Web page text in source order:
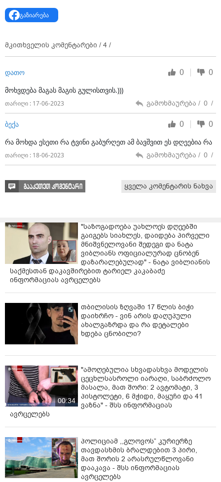
ვიდეო: irakli tabatadze
გაზიარება
მკითხველის კომენტარები / 4 /
დათო 0 0
მოხვდება მაგას მაგის გულისთვის.)))
თარიღი : 17-06-2023 გამოხმაურება / 0 /
ბექა 0 0
რა მოხდა ესეთი რა ტვინი გაბურღეთ ამ ბავშვით ეს დღეებია რა
თარიღი : 18-06-2023 გამოხმაურება / 0 /
გააკეთეთ კომენტარი ყველა კომენტარის ნახვა
"საზოგადოება უახლოეს დღეებში
გაიგებს სიახლეს, დაიდება პირველი
მნიშვნელოვანი შედეგი და ნატა
ვიბლიანს ოფიციალურად ცნობენ
დაზარალებულად" - ნატა ვიბლიანის
საქმესთან დაკავშირებით ტარიელ კაკაბაძე
ინფორმაციას ავრცელებს
თბილისის ზღვაში 17 წლის ბიჭი
დაიხრჩო - ვინ არის დაღუპული
ახალგაზრდა და რა დეტალები
ხდება ცნობილი?
00:34
"ამოღებულია სხვადასხვა მოდელის
ცეცხლსასროლი იარაღი, საბრძოლო
მასალა, მათ შორი: 2 ავტომატი, 3
პისტოლეტი, 6 მჭიდი, მაყუჩი და 41
ვაზნა" - შსს ინფორმაციას
ავრცელებს
პოლიციამ ,,გლოვოს” კურიერზე
თავდასხმის ბრალდებით 3 პირი,
მათ შორის 2 არასრულწლოვანი
დააკავა - შსს ინფორმაციას
ავრცელებს